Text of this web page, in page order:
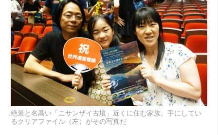
絶景と名高い「ニサンザイ古墳」近くに住む家族。手にしてい
るクリアファイル（左）がその写真だ